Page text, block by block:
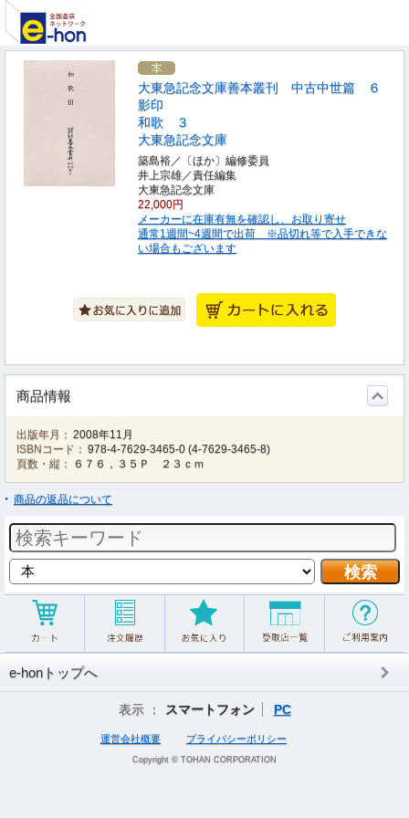
大東急記念文庫善本叢刊 中古中世篇 ６
影印
和歌 ３
大東急記念文庫
築島裕／〔ほか〕編修委員
井上宗雄／責任編集
大東急記念文庫
22,000円
メーカーに在庫有無を確認し、お取り寄せ
通常1週間~4週間で出荷 ※品切れ等で入手できな
い場合もございます
商品情報
出版年月： 2008年11月
ISBNコード： 978-4-7629-3465-0 (4-7629-3465-8)
頁数・縦：
６７６，３５Ｐ ２３ｃｍ
商品の返品について
e-honトップへ
表示 ： スマートフォン PC
運営会社概要 プライバシーポリシー
Copyright © TOHAN CORPORATION